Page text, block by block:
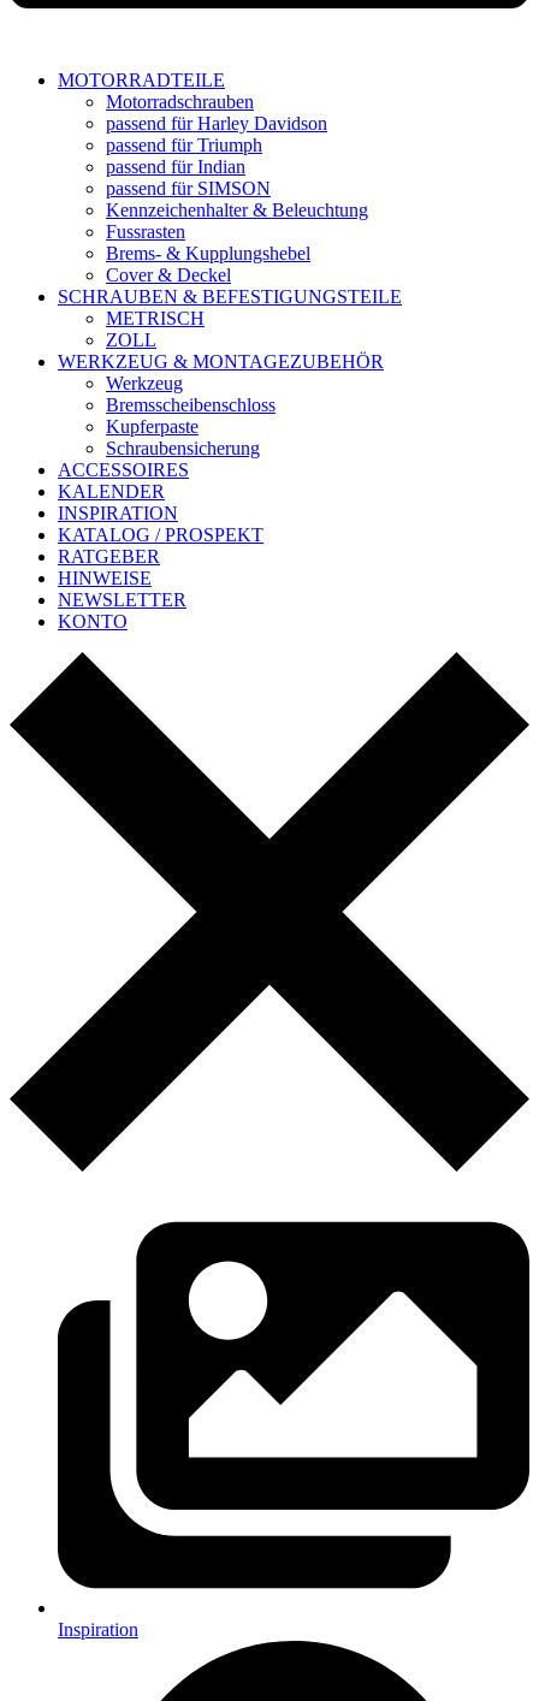
MOTORRADTEILE
Motorradschrauben
passend für Harley Davidson
passend für Triumph
passend für Indian
passend für SIMSON
Kennzeichenhalter & Beleuchtung
Fussrasten
Brems- & Kupplungshebel
Cover & Deckel
SCHRAUBEN & BEFESTIGUNGSTEILE
METRISCH
ZOLL
WERKZEUG & MONTAGEZUBEHÖR
Werkzeug
Bremsscheibenschloss
Kupferpaste
Schraubensicherung
ACCESSOIRES
KALENDER
INSPIRATION
KATALOG / PROSPEKT
RATGEBER
HINWEISE
NEWSLETTER
KONTO
Inspiration